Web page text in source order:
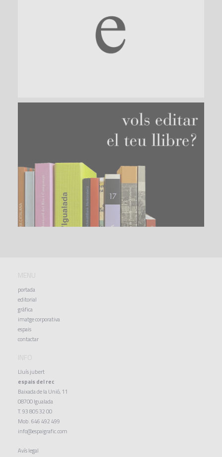
MENU
portada
editorial
gràfica
imatge corporativa
espais
contactar
INFO
Lluís jubert
espais del rec
Baixada de la Unió, 11
08700 Igualada
T. 93 805 32 00
Mob. 646 492 499
info@espaigrafic.com
Avís legal